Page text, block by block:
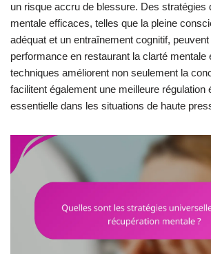
un risque accru de blessure. Des stratégies
mentale efficaces, telles que la pleine
adéquat et un entraînement cognitif,
performance en restaurant la clarté mentale
techniques améliorent non seulement la
facilitent également une meilleure régulation
essentielle dans les situations de haute